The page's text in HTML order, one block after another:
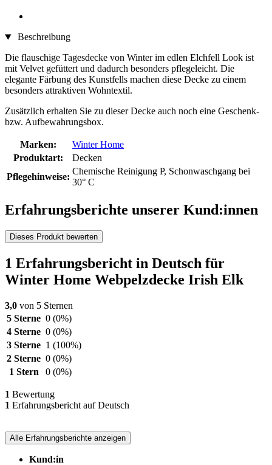
Beschreibung
Die flauschige Tagesdecke von Winter im edlen Elchfell Look ist
mit Velvet gefüttert und dadurch besonders pflegeleicht. Die
elegante Färbung des Kunstfells machen diese Decke zu einem
besonders attraktiven Wohntextil.
Zusätzlich erhalten Sie zu dieser Decke auch noch eine Geschenk-
bzw. Aufbewahrungsbox.
Marken:
Winter Home
Produktart:
Decken
Pflegehinweise:
Chemische Reinigung P, Schonwaschgang bei
30° C
Erfahrungsberichte unserer Kund:innen
Dieses Produkt bewerten
1 Erfahrungsbericht in Deutsch für
Winter Home Webpelzdecke Irish Elk
3,0 von 5 Sternen
5 Sterne 0 (0%)
4 Sterne 0 (0%)
3 Sterne 1 (100%)
2 Sterne 0 (0%)
1 Stern
0 (0%)
1 Bewertung
1 Erfahrungsbericht auf Deutsch
Alle Erfahrungsberichte anzeigen
Kund:in